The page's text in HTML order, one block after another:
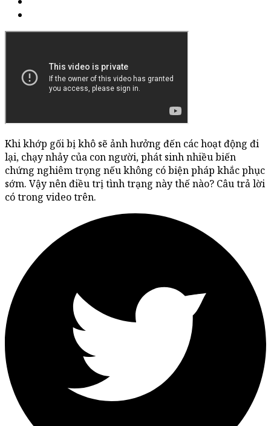
Khi khớp gối bị khô sẽ ảnh hưởng đến các hoạt động đi
lại, chạy nhảy của con người, phát sinh nhiều biến
chứng nghiêm trọng nếu không có biện pháp khắc phục
sớm. Vậy nên điều trị tình trạng này thế nào? Câu trả lời
có trong video trên.